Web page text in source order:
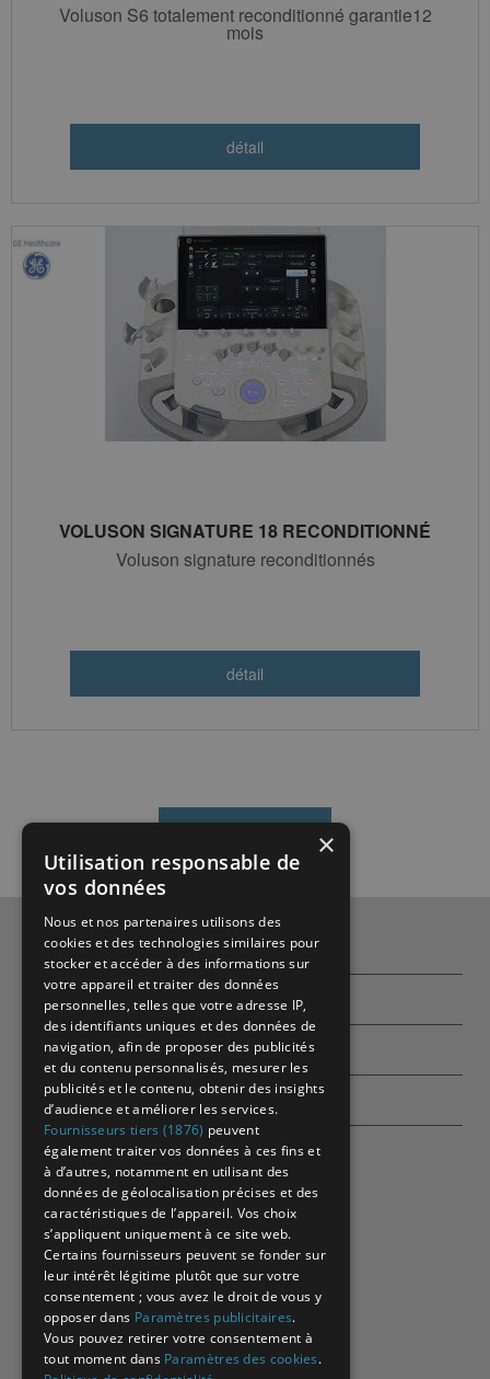
Voluson S6 totalement reconditionné garantie12
mois
VOLUSON SIGNATURE 18 RECONDITIONNÉ
Voluson signature reconditionnés
Qui sommes-nous ?
Partenaires
Contactez-nous
Echographes
×
Utilisation responsable de
vos données
Nous et nos partenaires utilisons des
cookies et des technologies similaires pour
stocker et accéder à des informations sur
votre appareil et traiter des données
personnelles, telles que votre adresse IP,
des identifiants uniques et des données de
navigation, afin de proposer des publicités
et du contenu personnalisés, mesurer les
publicités et le contenu, obtenir des insights
d’audience et améliorer les services.
Fournisseurs tiers (1876) peuvent
également traiter vos données à ces fins et
à d’autres, notamment en utilisant des
données de géolocalisation précises et des
caractéristiques de l’appareil. Vos choix
s’appliquent uniquement à ce site web.
Certains fournisseurs peuvent se fonder sur
leur intérêt légitime plutôt que sur votre
consentement ; vous avez le droit de vous y
opposer dans Paramètres publicitaires.
Vous pouvez retirer votre consentement à
tout moment dans Paramètres des cookies.